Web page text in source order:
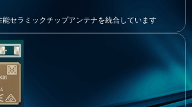
セラミックチップアンテナを統合しています